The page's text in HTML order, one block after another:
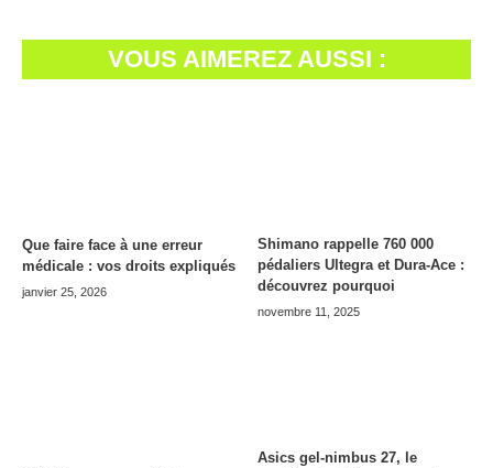
VOUS AIMEREZ AUSSI :
Que faire face à une erreur
médicale : vos droits expliqués
janvier 25, 2026
Shimano rappelle 760 000
pédaliers Ultegra et Dura-Ace :
découvrez pourquoi
novembre 11, 2025
Asics gel-nimbus 27, le